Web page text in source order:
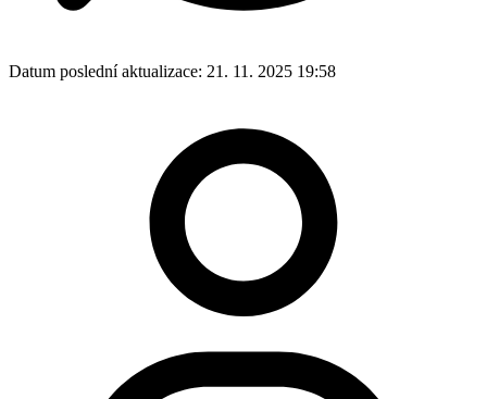
Datum poslední aktualizace: 21. 11. 2025 19:58